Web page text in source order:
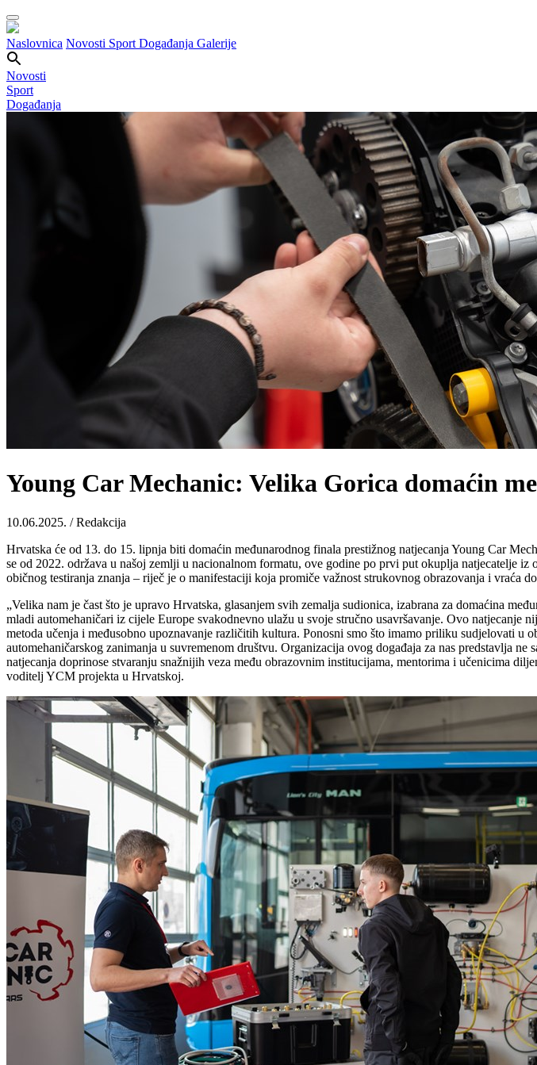
Naslovnica Novosti Sport Događanja Galerije
Novosti
Sport
Događanja
Young Car Mechanic: Velika Gorica domaćin
10.06.2025. / Redakcija
Hrvatska će od 13. do 15. lipnja biti domaćin međunarodnog finala prestižnog natjecanja Young Car
se od 2022. održava u našoj zemlji u nacionalnom formatu, ove godine po prvi put okuplja natjecatelje
običnog testiranja znanja – riječ je o manifestaciji koja promiče važnost strukovnog obrazovanja i vraća
„Velika nam je čast što je upravo Hrvatska, glasanjem svih zemalja sudionica, izabrana za domaćina
mladi automehaničari iz cijele Europe svakodnevno ulažu u svoje stručno usavršavanje. Ovo natjecanje
metoda učenja i međusobno upoznavanje različitih kultura. Ponosni smo što imamo priliku sudjelovati
automehaničarskog zanimanja u suvremenom društvu. Organizacija ovog događaja za nas predstavlja
natjecanja doprinose stvaranju snažnijih veza među obrazovnim institucijama, mentorima i učenicima
voditelj YCM projekta u Hrvatskoj.